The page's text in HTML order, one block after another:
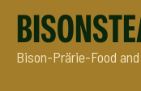
Bison-Prärie-Food